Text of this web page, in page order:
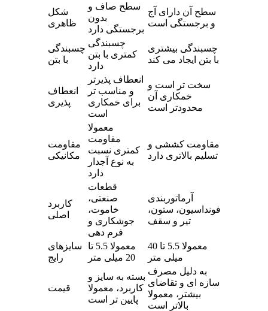
شکل
ظاهری
سطح صاف و
بدون
برجستگی دارد
سطح آن دارای آج
و برجستگی است
چسبندگی
با بتن
چسبندگی
کمتری با بتن
دارد
چسبندگی بیشتری
با بتن ایجاد می کند
انعطاف
پذیری
انعطاف پذیرتر
و مناسب تر
برای خمکاری
است
سخت تر است و
خمکاری آن
محدودتر است
مقاومت
مکانیکی
معمولا
مقاومت
کمتری نسبت
به نوع آجدار
دارد
مقاومت کششی و
تسلیم بالاتری دارد
کاربرد
اصلی
قطعات
صنعتی،
خاموت،
جوشکاری و
فرم دهی
آرماتوربندی
فونداسیون، ستون،
تیر و سقف
سایزهای
رایج
معمولا 5.5 تا
20 میلی متر
معمولا 5.5 تا 40
میلی متر
قیمت
بسته به سایز و
کاربرد، معمولا
پایین تر است
به دلیل مصرف
سازه ای و تقاضای
بیشتر، معمولا
بالاتر است